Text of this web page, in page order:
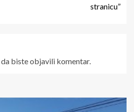
stranicu”
da biste objavili komentar.